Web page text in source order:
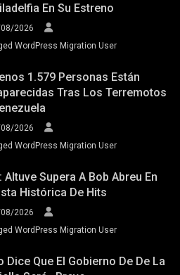
En Su Estreno
2026
WordPress Migration User
1.579 Personas Están
Tras Los Terremotos
2026
WordPress Migration User
Altuve Supera A Bob Abreu En
Histórica De Hits
2026
WordPress Migration User
Dice Que El Gobierno De De La